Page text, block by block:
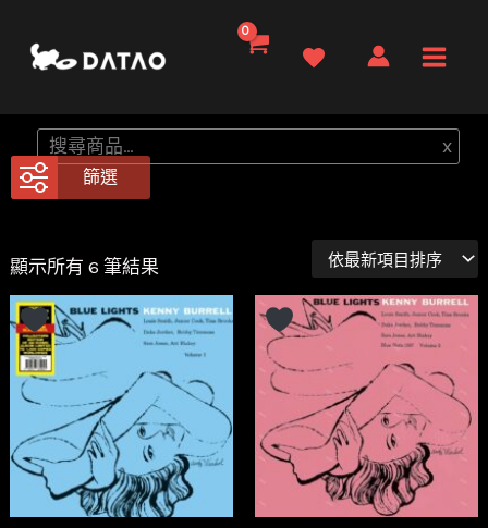
要
內
Menu
搜
尋
x
篩選
顯示所有 6 筆結果
新
項
目
序